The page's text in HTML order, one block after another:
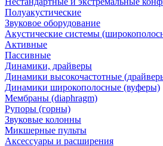
Полуакустические
Звуковое оборудование
Акустические системы
Активные
Пассивные
Динамики, драйверы
Динамики высокочастотные
Динамики широкополосные (вуферы)
Мембраны (diaphragm)
Рупоры (горны)
Звуковые колонны
Микшерные пульты
Аксессуары и расширения